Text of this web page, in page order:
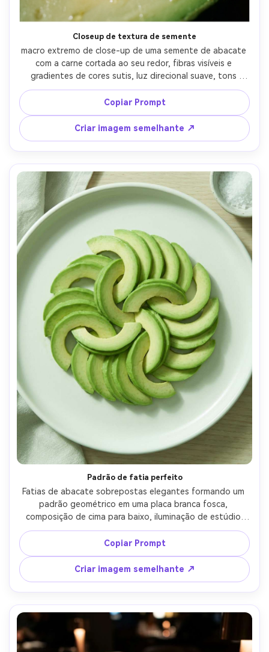
Closeup de textura de semente
macro extremo de close-up de uma semente de abacate
com a carne cortada ao seu redor, fibras visíveis e
gradientes de cores sutis, luz direcional suave, tons
verdes cremosos, tirado em lente macro de 105mm em
f/4, profundidade de campo rasa, detalhes de superfície
ultra-realista e imperfeições naturais-AR 4:5
Copiar Prompt
Criar imagem semelhante ↗
Padrão de fatia perfeito
Fatias de abacate sobrepostas elegantes formando um
padrão geométrico em uma placa branca fosca,
composição de cima para baixo, iluminação de estúdio
suave, sombras limpas, olhar de fotografia de livro de
receitas de alta qualidade, tirado em lente de 50mm,
bordas nítidas e textura úmida, classificação de cor verde
sutil-AR 4:5
Copiar Prompt
Criar imagem semelhante ↗
Crie imagens com
IA sem limites.
100% grátis!
Comece Grátis →